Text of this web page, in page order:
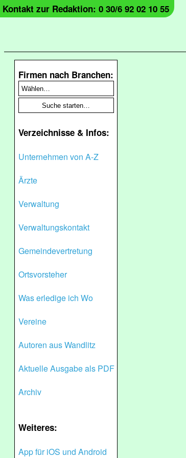
Kontakt zur Redaktion: 0 30/6 92 02 10 55
Firmen nach Branchen:
Verzeichnisse & Infos:
Unternehmen von A-Z
Ärzte
Verwaltung
Verwaltungskontakt
Gemeindevertretung
Ortsvorsteher
Was erledige ich Wo
Vereine
Autoren aus Wandlitz
Aktuelle Ausgabe als PDF
Archiv
Weiteres:
App für iOS und Android